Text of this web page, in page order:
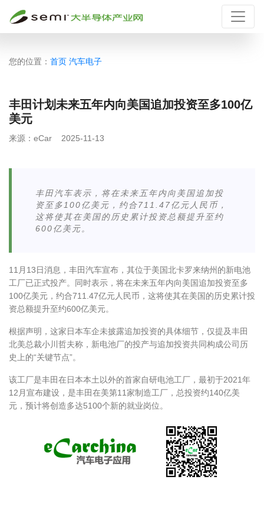
您的位置： 首页 汽车电子
丰田计划未来五年内向美国追加投资至多100亿
美元
来源： eCar 2025-11-13
丰田汽车表示，将在未来五年内向美国追加投
资至多100亿美元，约合711.47亿元人民币，
这将使其在美国的历史累计投资总额提升至约
600亿美元。
11月13日消息，丰田汽车宣布，其位于美国北卡罗来纳州的新电池
工厂已正式投产。同时表示，将在未来五年内向美国追加投资至多
100亿美元，约合711.47亿元人民币，这将使其在美国的历史累计投
资总额提升至约600亿美元。
根据声明，这家日本车企未披露追加投资的具体细节，仅提及丰田
北美总裁小川哲夫称，新电池厂的投产与追加投资共同构成公司历
史上的“关键节点”。
该工厂是丰田在日本本土以外的首家自研电池工厂，最初于2021年
12月宣布建设，是丰田在美第11家制造工厂，总投资约140亿美
元，预计将创造多达5100个新的就业岗位。